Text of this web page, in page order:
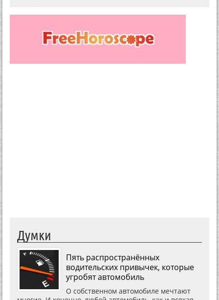
Думки
Пять распространённых
водительских привычек, которые
угробят автомобиль
О собственном автомобиле мечтают